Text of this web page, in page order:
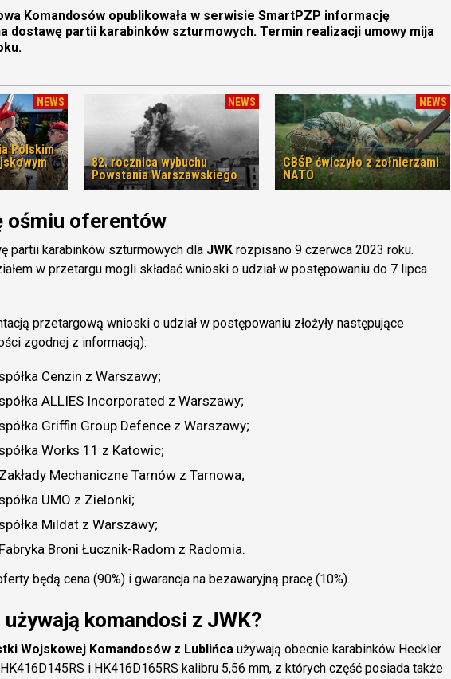
Komandosów opublikowała w serwisie SmartPZP informację
dostawę partii karabinków szturmowych. Termin realizacji umowy mija
NEWS
Polskim
NEWS
82. rocznica wybuchu
Powstania Warszawskiego
NEWS
CBŚP ćwiczyło z żołnierzami
NATO
ośmiu oferentów
partii karabinków szturmowych dla JWK rozpisano 9 czerwca 2023 roku.
w przetargu mogli składać wnioski o udział w postępowaniu do 7 lipca
przetargową wnioski o udział w postępowaniu złożyły następujące
zgodnej z informacją):
Cenzin z Warszawy;
ALLIES Incorporated z Warszawy;
Griffin Group Defence z Warszawy;
Works 11 z Katowic;
Mechaniczne Tarnów z Tarnowa;
UMO z Zielonki;
Mildat z Warszawy;
Broni Łucznik-Radom z Radomia.
będą cena (90%) i gwarancja na bezawaryjną pracę (10%).
komandosi z JWK?
Wojskowej Komandosów z Lublińca używają obecnie karabinków Heckler
i HK416D165RS kalibru 5,56 mm, z których część posiada także